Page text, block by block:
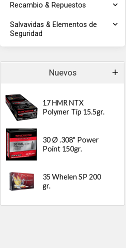
Recambio & Repuestos
Salvavidas & Elementos de
Seguridad
Nuevos
17 HMR NTX
Polymer Tip 15.5gr.
30 Ø .308" Power
Point 150gr.
35 Whelen SP 200
gr.